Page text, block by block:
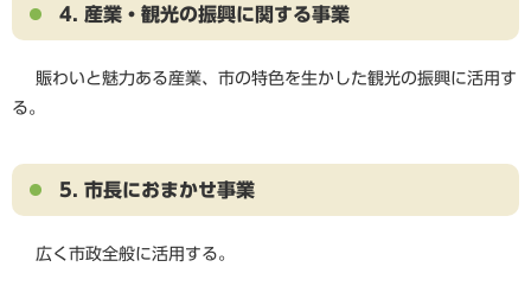
4. 産業・観光の振興に関する事業
賑わいと魅力ある産業、市の特色を生かした観光の振興に活用す
る。
5. 市長におまかせ事業
広く市政全般に活用する。